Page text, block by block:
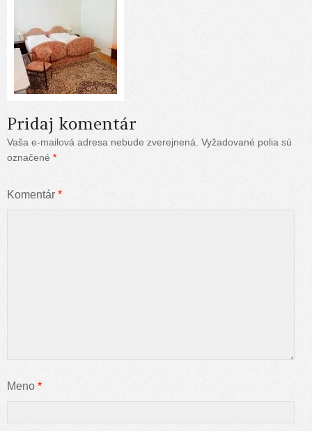
Pridaj komentár
Vaša e-mailová adresa nebude zverejnená. Vyžadované polia sú
označené *
Komentár *
Meno *